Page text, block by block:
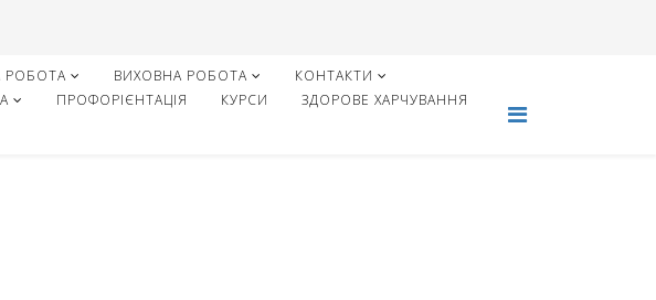
РОБОТА ВИХОВНА РОБОТА
КОНТАКТИ
ПРОФОРІЄНТАЦІЯ КУРСИ ЗДОРОВЕ ХАРЧУВАННЯ